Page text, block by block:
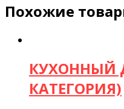
Похожие
КУХОННЫЙ
КАТЕГОРИЯ)